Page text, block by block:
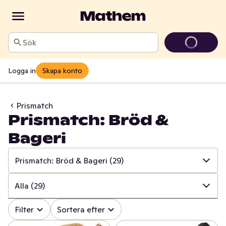
Sök
Logga in Skapa konto
Prismatch
Prismatch: Bröd &
Bageri
Prismatch: Bröd & Bageri (29)
✓ Alla (534)
✓ Prismatch: Frukt & Grönt (13)
Alla (29)
✓ Alla (29)
Filter Sortera efter